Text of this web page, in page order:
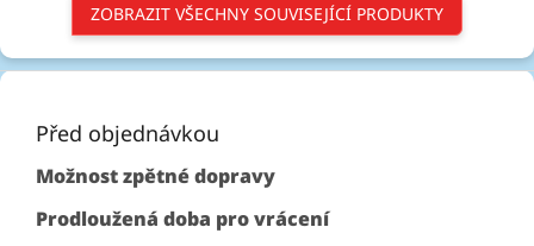
ZOBRAZIT VŠECHNY SOUVISEJÍCÍ PRODUKTY
Z
Před objednávkou
Možnost zpětné dopravy
Prodloužená doba pro vrácení